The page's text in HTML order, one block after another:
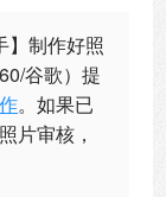
】制作好照
谷歌）提
。如果已
片审核，